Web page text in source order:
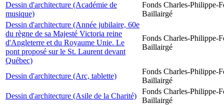
Dessin d'architecture (Académie de
musique)
Fonds Charles-Philippe-
Baillairgé
Dessin d'architecture (Année jubilaire, 60e
du règne de sa Majesté Victoria reine
d'Angleterre et du Royaume Unie. Le
pont proposé sur le St. Laurent devant
Québec)
Fonds Charles-Philippe-
Baillairgé
Dessin d'architecture (Arc, tablette)
Fonds Charles-Philippe-
Baillairgé
Dessin d'architecture (Asile de la Charité)
Fonds Charles-Philippe-
Baillairgé